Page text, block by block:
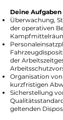
Deine Aufgaben
Überwachung,
der operativen
der
Organisation
kurzfristigen
Sicherstellung
geltenden